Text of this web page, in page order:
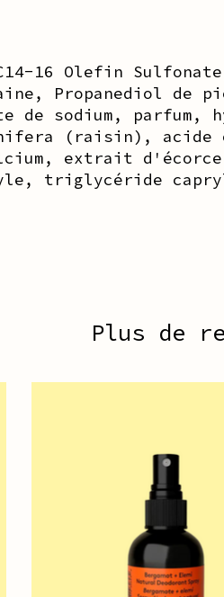
16 Olefin
Propanediol de
de sodium,
(raisin), acide
extrait
triglycéride
Plus de